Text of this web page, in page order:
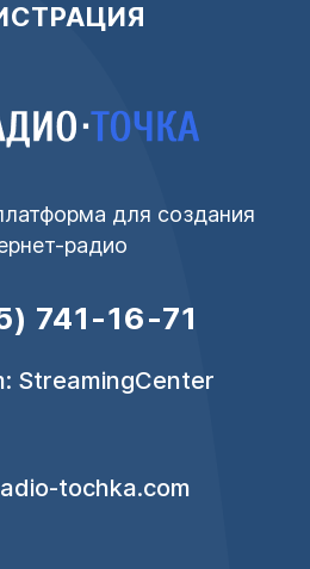
для создания
радио
741-16-71
StreamingCenter
tochka.com